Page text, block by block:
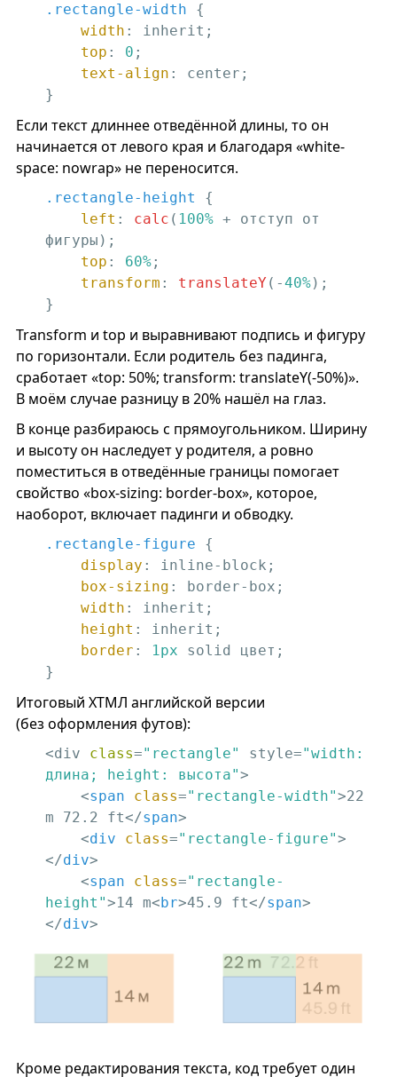
.rectangle-width {
width : inherit;
top : 0 ;
text-align : center;
}
Если текст длиннее отведённой длины, то он
начинается от левого края и благодаря «white-
space: nowrap» не переносится.
.rectangle-height {
left : calc ( 100% + отступ от
фигуры);
top : 60%;
transform : translateY (-40%);
}
Transform и top и выравнивают подпись и фигуру
по горизонтали. Если родитель без падинга,
сработает «top: 50%; transform: translateY(-50%)».
В моём случае разницу в 20% нашёл на глаз.
В конце разбираюсь с прямоугольником. Ширину
и высоту он наследует у родителя, а ровно
поместиться в отведённые границы помогает
свойство «box-sizing: border-box», которое,
наоборот, включает падинги и обводку.
.rectangle-figure {
display : inline-block;
box-sizing : border-box;
width : inherit;
height : inherit;
border : 1px solid цвет;
}
Итоговый ХТМЛ английской версии
(без оформления футов):
<div class="rectangle" style="width:
длина; height: высота">
<span class="rectangle-width">22
m 72.2 ft</span>
<div class="rectangle-figure">
</div>
<span class="rectangle-
height">14 m< br>45.9 ft</span>
</div>
Кроме редактирования текста, код требует один